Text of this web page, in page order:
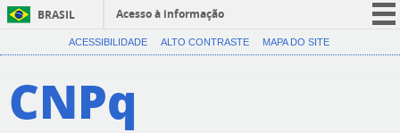
BRASIL
Acesso à informação
CORONAVÍRUS (COVID-19)
ACESSIBILIDADE ALTO CONTRASTE MAPA DO SITE
CNPq